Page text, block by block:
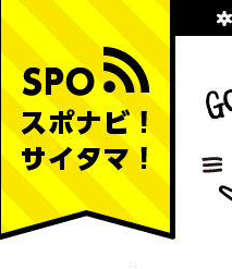
スポナビ！サイタマ！